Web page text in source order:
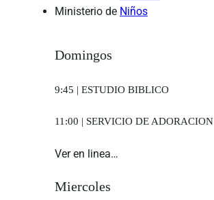
Ministerio de Niños
Domingos
9:45 | ESTUDIO BIBLICO
11:00 | SERVICIO DE ADORACION
Ver en linea…
Miercoles